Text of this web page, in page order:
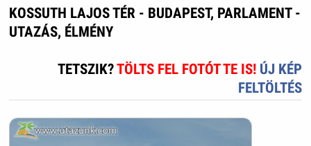
KOSSUTH LAJOS TÉR - BUDAPEST, PARLAMENT -
UTAZÁS, ÉLMÉNY
TETSZIK?TÖLTS FEL FOTÓT TE IS! ÚJ KÉP
FELTÖLTÉS